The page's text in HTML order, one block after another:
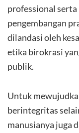
professional
pengembangan
dilandasi oleh
etika birokrasi
publik.
Untuk
berintegritas
manusianya juga